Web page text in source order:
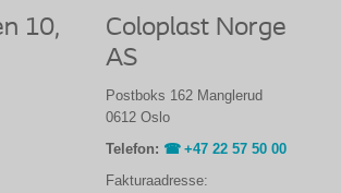
10,
Coloplast Norge
AS
Postboks 162 Manglerud
0612 Oslo
Telefon:
+47 22 57 50 00
Fakturaadresse: